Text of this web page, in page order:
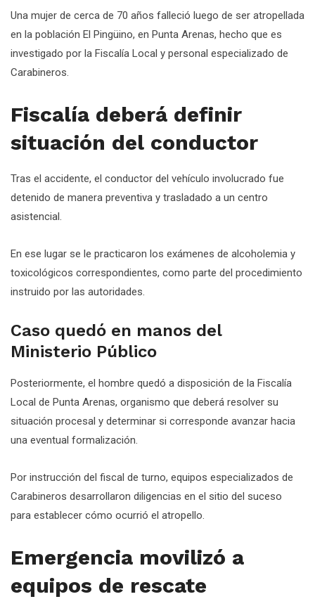
Una mujer de cerca de 70 años falleció luego de ser atropellada
en la población El Pingüino, en Punta Arenas, hecho que es
investigado por la Fiscalía Local y personal especializado de
Carabineros.
Fiscalía deberá definir
situación del conductor
Tras el accidente, el conductor del vehículo involucrado fue
detenido de manera preventiva y trasladado a un centro
asistencial.
En ese lugar se le practicaron los exámenes de alcoholemia y
toxicológicos correspondientes, como parte del procedimiento
instruido por las autoridades.
Caso quedó en manos del
Ministerio Público
Posteriormente, el hombre quedó a disposición de la Fiscalía
Local de Punta Arenas, organismo que deberá resolver su
situación procesal y determinar si corresponde avanzar hacia
una eventual formalización.
Por instrucción del fiscal de turno, equipos especializados de
Carabineros desarrollaron diligencias en el sitio del suceso
para establecer cómo ocurrió el atropello.
Emergencia movilizó a
equipos de rescate